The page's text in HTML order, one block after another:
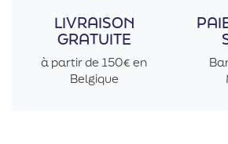
LIVRAISON
GRATUITE
à partir de 150€ en
Belgique